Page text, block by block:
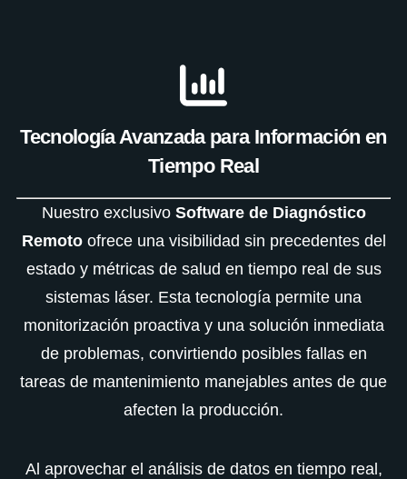
Tecnología Avanzada para Información en
Tiempo Real
Nuestro exclusivo Software de Diagnóstico
Remotoofrece una visibilidad sin precedentes del
estado y métricas de salud en tiempo real de sus
sistemas láser. Esta tecnología permite una
monitorización proactiva y una solución inmediata
de problemas, convirtiendo posibles fallas en
tareas de mantenimiento manejables antes de que
afecten la producción.
Al aprovechar el análisis de datos en tiempo real,